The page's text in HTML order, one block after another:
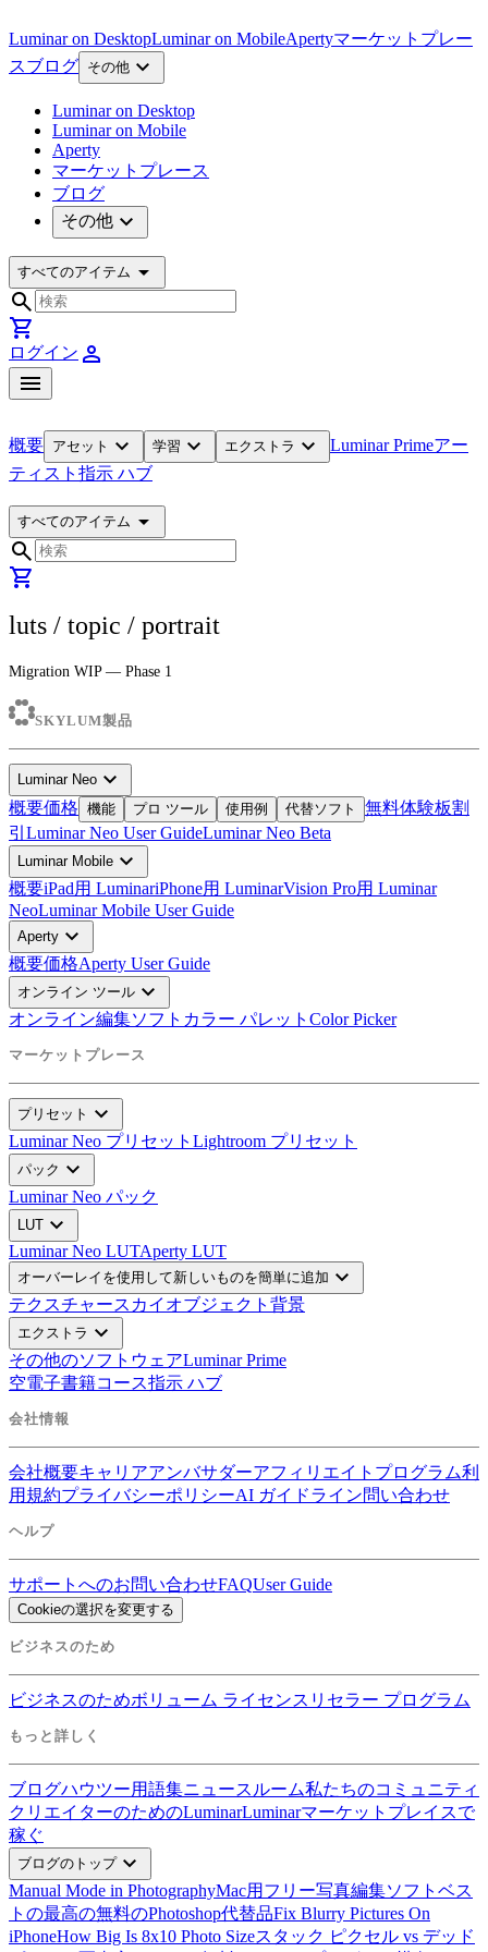
Luminar on DesktopLuminar on MobileApertyマーケットプレー
スブログ その他 expand_more
Luminar on Desktop
Luminar on Mobile
Aperty
マーケットプレース
ブログ
その他 expand_more
すべてのアイテム arrow_drop_down
search
shopping_cart
ログイン person
menu
概要 アセット expand_more 学習 expand_more エクストラ expand_more Luminar Primeアー
ティスト 指示 ハブ
すべてのアイテム arrow_drop_down
search
shopping_cart
luts / topic / portrait
Migration WIP — Phase 1
SKYLUM製品
Luminar Neo expand_more
概要価格 機能 プロ ツール 使用例 代替ソフト 無料体験板割
引 Luminar Neo User GuideLuminar Neo Beta
Luminar Mobile expand_more
概要iPad用 LuminariPhone用 LuminarVision Pro用 Luminar
NeoLuminar Mobile User Guide
Aperty expand_more
概要価格Aperty User Guide
オンライン ツール expand_more
オンライン編集ソフト カラー パレット Color Picker
マーケットプレース
プリセット expand_more
Luminar Neo プリセット Lightroom プリセット
パック expand_more
Luminar Neo パック
LUT expand_more
Luminar Neo LUTAperty LUT
オーバーレイを使用して新しいものを簡単に追加 expand_more
テクスチャースカイオブジェクト 背景
エクストラ expand_more
その他のソフトウェアLuminar Prime
空電子書籍コース指示 ハブ
会社情報
会社概要キャリアアンバサダーアフィリエイトプログラム利
用規約プライバシーポリシーAI ガイドライン問い合わせ
ヘルプ
サポートへのお問い合わせFAQUser Guide
Cookieの選択を変更する
ビジネスのため
ビジネスのためボリューム ライセンス リセラー プログラム
もっと詳しく
ブログハウツー用語集ニュースルーム私たちのコミュニティ
クリエイターのためのLuminarLuminarマーケットプレイスで
稼ぐ
ブログのトップexpand_more
Manual Mode in PhotographyMac用フリー写真編集ソフトベス
ト の最高の無料のPhotoshop代替品Fix Blurry Pictures On
iPhoneHow Big Is 8x10 Photo Sizeスタック ピクセル vs デッド